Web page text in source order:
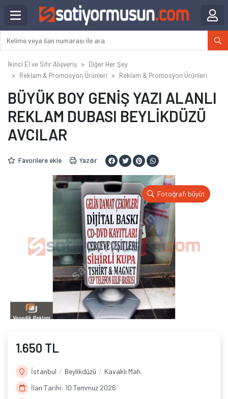
İkinci El ve Sıfır Alışveriş
Diğer Her Şey
Reklam & Promosyon Ürünleri
Reklam & Promosyon Ürünleri
BÜYÜK BOY GENİŞ YAZI ALANLI
REKLAM DUBASI BEYLİKDÜZÜ
AVCILAR
Favorilere ekle Yazdır
Fotoğrafı büyüt
1.650 TL
İstanbul Beylikdüzü
Kavaklı Mah.
İlan Tarihi: 10 Temmuz 2026